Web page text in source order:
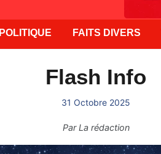
POLITIQUE FAITS DIVERS
Flash Info
31 Octobre 2025
ParLa rédaction